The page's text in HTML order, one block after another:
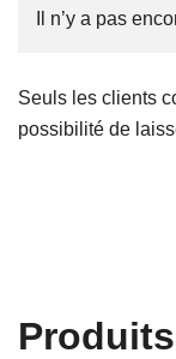
Il n’y a pas
Seuls les clients
possibilité de